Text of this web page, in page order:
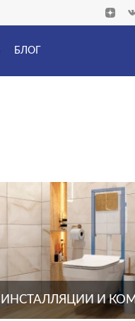
БЛОГ
ИНСТАЛЛЯЦИИ И